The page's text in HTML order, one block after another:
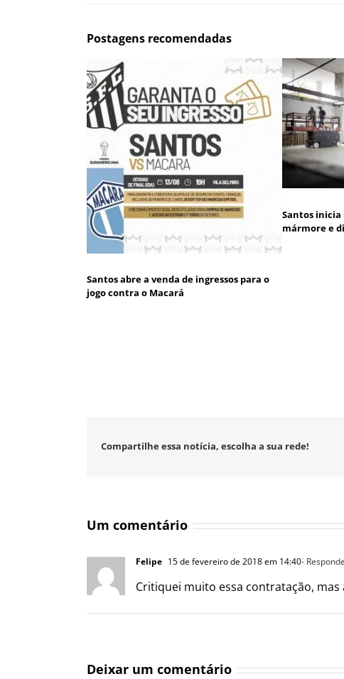
Postagens recomendadas
Santos abre a venda de ingressos para o
jogo contra o Macará
Santos inicia
mármore e
Compartilhe essa notícia, escolha a sua rede!
Um comentário
Felipe 15 de fevereiro de 2018 em 14:40-
Critiquei muito essa contratação,
Deixar um comentário